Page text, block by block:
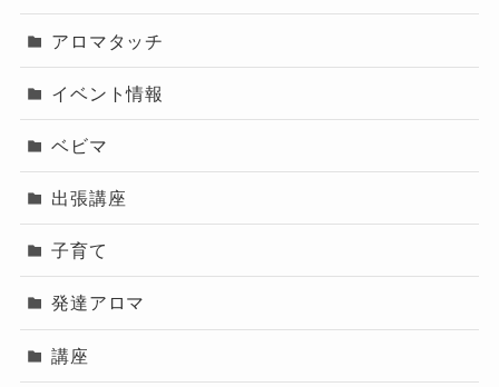
アロマタッチ
イベント情報
ベビマ
出張講座
子育て
発達アロマ
講座